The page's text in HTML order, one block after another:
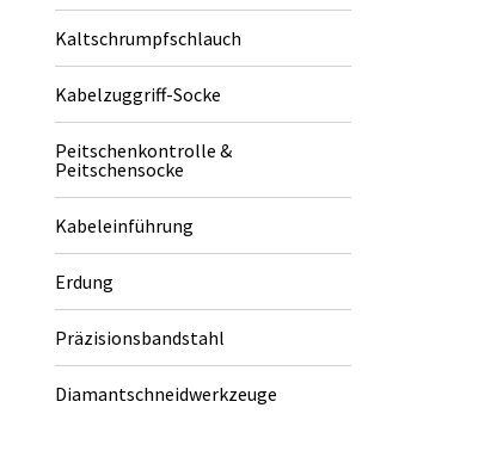
Kaltschrumpfschlauch
Kabelzuggriff-Socke
Peitschenkontrolle &
Peitschensocke
Kabeleinführung
Erdung
Präzisionsbandstahl
Diamantschneidwerkzeuge